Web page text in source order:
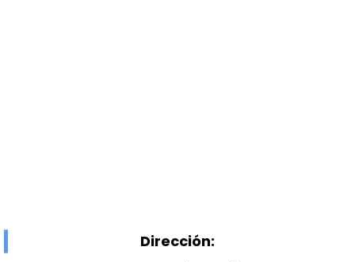
Dirección: